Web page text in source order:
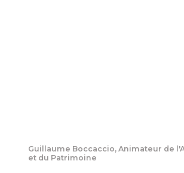
Guillaume Boccaccio, Animateur de
et du Patrimoine